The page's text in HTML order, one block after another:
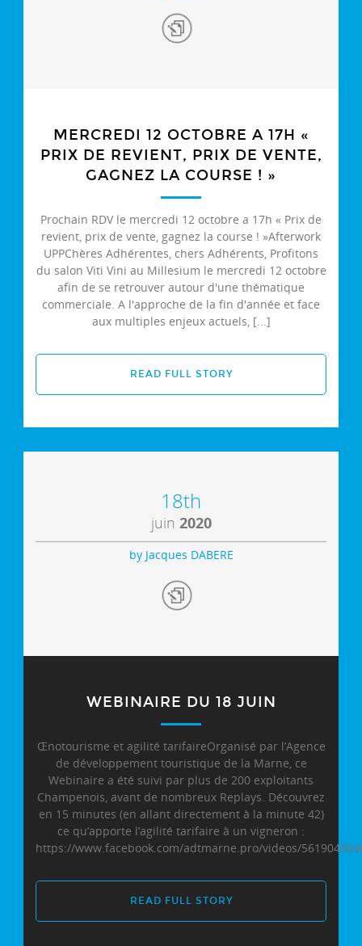
MERCREDI 12 OCTOBRE A 17H «
PRIX DE REVIENT, PRIX DE VENTE,
GAGNEZ LA COURSE ! »
Prochain RDV le mercredi 12 octobre a 17h « Prix de
revient, prix de vente, gagnez la course ! »Afterwork
UPPChères Adhérentes, chers Adhérents, Profitons
du salon Viti Vini au Millesium le mercredi 12 octobre
afin de se retrouver autour d'une thématique
commerciale. A l'approche de la fin d'année et face
aux multiples enjeux actuels, [...]
READ FULL STORY
18th
juin 2020
by Jacques DABERE
WEBINAIRE DU 18 JUIN
Œnotourisme et agilité tarifaireOrganisé par l’Agence
de développement touristique de la Marne, ce
Webinaire a été suivi par plus de 200 exploitants
Champenois, avant de nombreux Replays. Découvrez
en 15 minutes (en allant directement à la minute 42)
ce qu’apporte l’agilité tarifaire à un vigneron :
https://www.facebook.com/adtmarne.pro/videos/
READ FULL STORY